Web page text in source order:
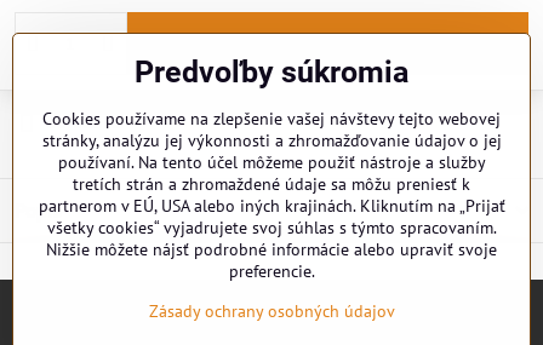
Do košíka
Doručenia
Popis
Predvoľby súkromia
Cookies používame na zlepšenie vašej návštevy tejto webovej
stránky, analýzu jej výkonnosti a zhromažďovanie údajov o jej
používaní. Na tento účel môžeme použiť nástroje a služby
tretích strán a zhromaždené údaje sa môžu preniesť k
partnerom v EÚ, USA alebo iných krajinách. Kliknutím na „Prijať
všetky cookies“ vyjadrujete svoj súhlas s týmto spracovaním.
Nižšie môžete nájsť podrobné informácie alebo upraviť svoje
preferencie.
Zásady ochrany osobných údajov